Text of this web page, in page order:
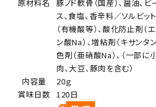
原材料名
豚ノド軟骨（国産）、醤油、ビ
ス、食塩、香辛料／ソルビッ
（有機酸等）、酸化防止剤（
ン酸Na）、増粘剤（キサンタ
色剤（亜硝酸Na）、（一部に
肉、大豆、豚肉を含む）
内容量
20ｇ
賞味日数
120日